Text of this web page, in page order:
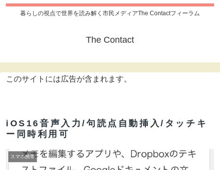
暮らしの視点で世界を読み解く市民メディアThe Contactフィーラム
The Contact
このサイトには広告が含まれます。
iOS16音声入力/句読点自動挿入/タッチキ
ー同時利用可
スマホ携帯